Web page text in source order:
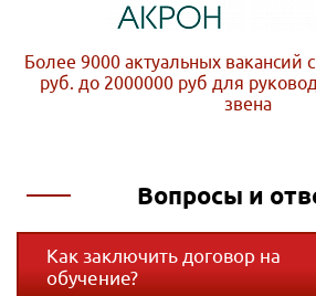
Более 9000 актуальных вакансий
руб. до 2000000 руб для
звена
Вопросы и
Как заключить договор на
обучение?